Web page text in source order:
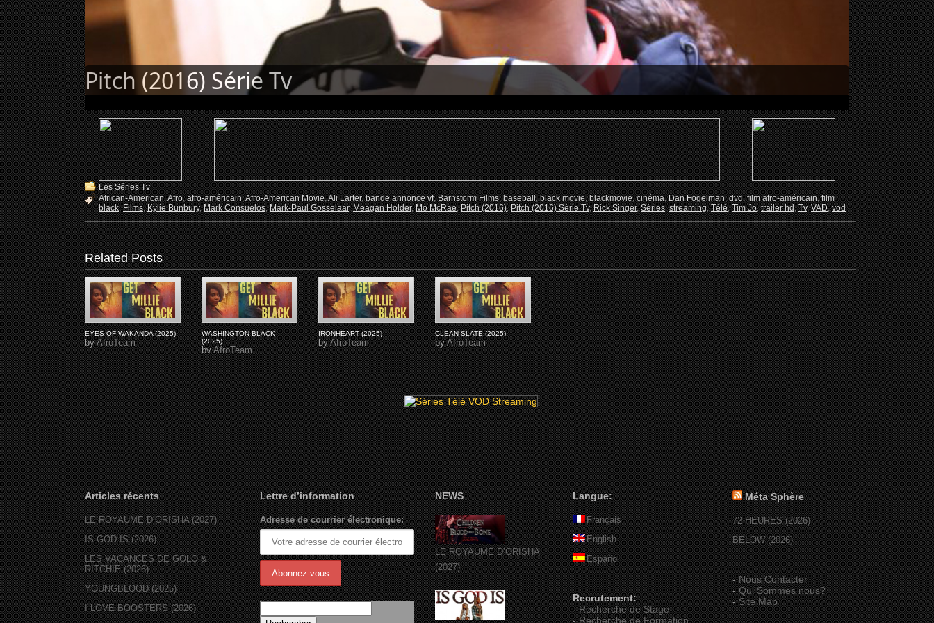
Pitch (2016) Série Tv
Les Séries Tv
African-American,Afro,afro-américain,Afro-American Movie,Ali Larter,bande annonce vf,Barnstorm Films,baseball,black movie,blackmovie,cinéma,Dan Fogelman,dvd,film afro-américain,film
black,Films,Kylie Bunbury,Mark Consuelos,Mark-Paul Gosselaar,Meagan Holder,Mo McRae,Pitch (2016),Pitch (2016) Série Tv,Rick Singer,Séries,streaming,Télé,Tim Jo,trailer hd,Tv,VAD,vod
Related Posts
EYES OF WAKANDA (2025)
byAfroTeam
WASHINGTON BLACK
(2025)
byAfroTeam
IRONHEART (2025)
byAfroTeam
CLEAN SLATE (2025)
byAfroTeam
Articles récents
LE ROYAUME D’ORÏSHA (2027)
IS GOD IS (2026)
LES VACANCES DE GOLO &
RITCHIE (2026)
YOUNGBLOOD (2025)
I LOVE BOOSTERS (2026)
Lettre d’information
Adresse de courrier électronique:
NEWS
LE ROYAUME D’ORÏSHA
(2027)
Langue:
Français
English
Español
Recrutement:
-Recherche de Stage
-Recherche de Formation
Méta Sphère
72 HEURES (2026)
BELOW (2026)
-Nous Contacter
-Qui Sommes nous?
-Site Map